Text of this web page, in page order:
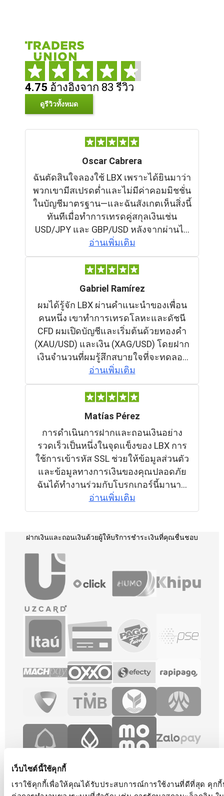
เว็บไซต์นี้ใช้คุกกี้
เราใช้คุกกี้เพื่อให้คุณได้รับประสบการณ์การใช้งานที่ดีที่สุด คุกกี้
ฝากเงินและถอนเงินด้วยผู้ให้บริการชำระเงินที่คุณชื่นชอบ